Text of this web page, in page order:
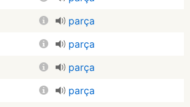
parça
parça
parça
parça